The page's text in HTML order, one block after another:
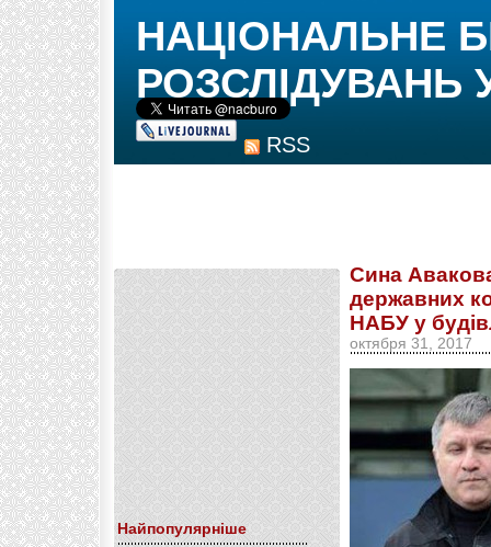
RSS
НАЦІОНАЛЬНЕ
РОЗСЛІДУВАНЬ
Найпопулярніше
Сина
державних
НАБУ у
октября 31, 2017